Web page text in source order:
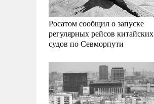
Росатом сообщил о запуске
регулярных рейсов китайских
судов по Севморпути